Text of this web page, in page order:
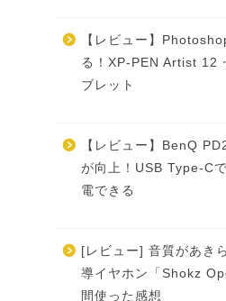
【レビュー】
る！XP-PEN Artist 12
ブレット
【レビュー】BenQ
が向上！USB Type-C
電できる
[レビュー] 音質があき
導イヤホン「Shokz
間使った感想